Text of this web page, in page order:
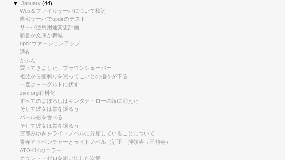
▼January(44)
Web＆ファイルサーバについて検討
自宅サーバでupdirのテスト
サーバ使用用途変更計画
新書か文庫か舞城
updirヴァージョンアップ
通夜
かふん
買ってきました、ブラウンシェーバー
祖父から髭剃りを買ってこいとの指令が下る
一度はヨーグルトに伏す
zive.org有料化
すべてのまぼろしはキンタナ・ローの海に消えた
そして彼女は拳を振るう
パール柑を食べる
そして彼女は拳を振るう
宮部みゆきをライトノベルに分類していることについて
青春アドベンチャーとライトノベル（訂正 押領寺→王領寺）
ATOK14のエラー
カウント・ゼロを思い出した次第